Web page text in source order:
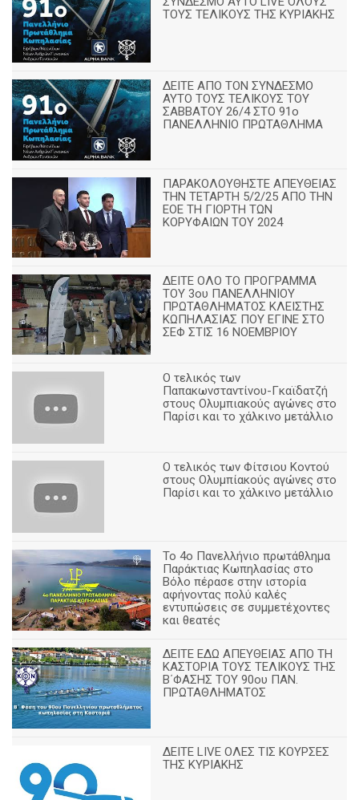
ΤΟΥΣ ΤΕΛΙΚΟΥΣ ΤΗΣ ΚΥΡΙΑΚΗΣ
ΔΕΙΤΕ ΑΠΟ ΤΟΝ ΣΥΝΔΕΣΜΟ
ΑΥΤΟ ΤΟΥΣ ΤΕΛΙΚΟΥΣ ΤΟΥ
ΣΑΒΒΑΤΟΥ 26/4 ΣΤΟ 91ο
ΠΑΝΕΛΛΗΝΙΟ ΠΡΩΤΑΘΛΗΜΑ
ΠΑΡΑΚΟΛΟΥΘΗΣΤΕ ΑΠΕΥΘΕΙΑΣ
ΤΗΝ ΤΕΤΑΡΤΗ 5/2/25 ΑΠΟ ΤΗΝ
ΕΟΕ ΤΗ ΓΙΟΡΤΗ ΤΩΝ
ΚΟΡΥΦΑΙΩΝ ΤΟΥ 2024
ΔΕΙΤΕ ΟΛΟ ΤΟ ΠΡΟΓΡΑΜΜΑ
ΤΟΥ 3ου ΠΑΝΕΛΛΗΝΙΟΥ
ΠΡΩΤΑΘΛΗΜΑΤΟΣ ΚΛΕΙΣΤΗΣ
ΚΩΠΗΛΑΣΙΑΣ ΠΟΥ ΕΓΙΝΕ ΣΤΟ
ΣΕΦ ΣΤΙΣ 16 ΝΟΕΜΒΡΙΟΥ
Ο τελικός των
Παπακωνσταντίνου-Γκαϊδατζή
στους Ολυμπιακούς αγώνες στο
Παρίσι και το χάλκινο μετάλλιο
Ο τελικός των Φίτσιου Κοντού
στους Ολυμπίακούς αγώνες στο
Παρίσι και το χάλκινο μετάλλιο
Το 4ο Πανελλήνιο πρωτάθλημα
Παράκτιας Κωπηλασίας στο
Βόλο πέρασε στην ιστορία
αφήνοντας πολύ καλές
εντυπώσεις σε συμμετέχοντες
και θεατές
ΔΕΙΤΕ ΕΔΩ ΑΠΕΥΘΕΙΑΣ ΑΠΟ ΤΗ
ΚΑΣΤΟΡΙΑ ΤΟΥΣ ΤΕΛΙΚΟΥΣ ΤΗΣ
Β΄ΦΑΣΗΣ ΤΟΥ 90ου ΠΑΝ.
ΠΡΩΤΑΘΛΗΜΑΤΟΣ
ΔΕΙΤΕ LIVE ΟΛΕΣ ΤΙΣ ΚΟΥΡΣΕΣ
ΤΗΣ ΚΥΡΙΑΚΗΣ